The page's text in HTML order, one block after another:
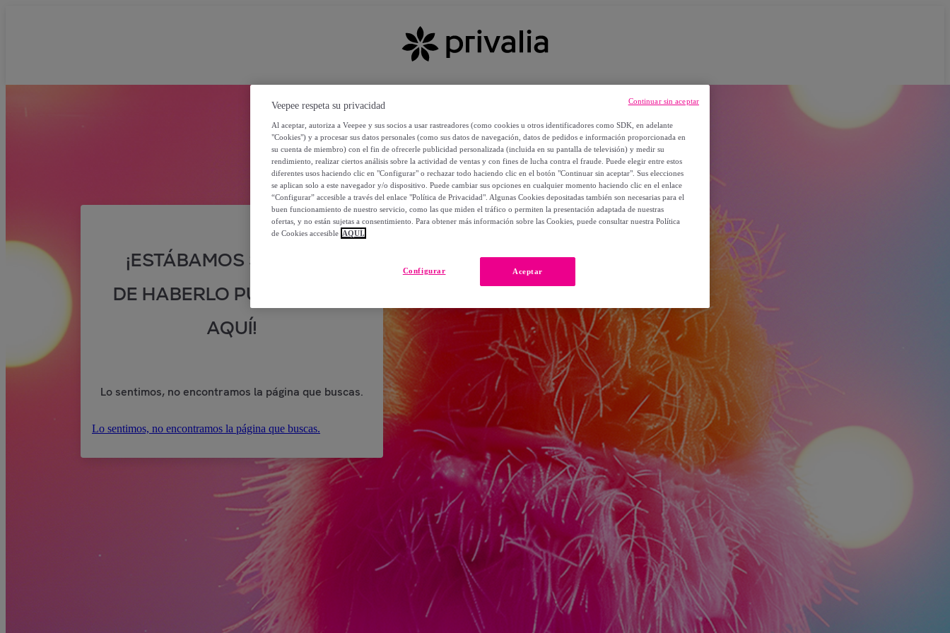
¡ESTÁBAMOS SEGUROS
DE HABERLO PUESTO POR
AQUÍ!
Lo sentimos, no encontramos la página que buscas.
Lo sentimos, no encontramos la página que buscas.
Veepee respeta su privacidad
Al aceptar, autoriza a Veepee y sus socios a usar rastreadores (como cookies u otros identificadores como SDK, en adelante
"Cookies") y a procesar sus datos personales (como sus datos de navegación, datos de pedidos e información proporcionada en
su cuenta de miembro) con el fin de ofrecerle publicidad personalizada (incluida en su pantalla de televisión) y medir su
rendimiento, realizar ciertos análisis sobre la actividad de ventas y con fines de lucha contra el fraude. Puede elegir entre estos
diferentes usos haciendo clic en "Configurar" o rechazar todo haciendo clic en el botón "Continuar sin aceptar". Sus elecciones
se aplican solo a este navegador y/o dispositivo. Puede cambiar sus opciones en cualquier momento haciendo clic en el enlace
“Configurar” accesible a través del enlace "Política de Privacidad". Algunas Cookies depositadas también son necesarias para el
buen funcionamiento de nuestro servicio, como las que miden el tráfico o permiten la presentación adaptada de nuestras
ofertas, y no están sujetas a consentimiento. Para obtener más información sobre las Cookies, puede consultar nuestra Política
de Cookies accesible AQUÍ.
Aceptar
Configurar
Continuar sin aceptar